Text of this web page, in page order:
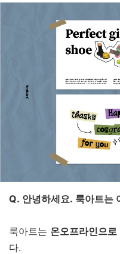
Q. 안녕하세요. 룩아트는
룩아트는 온오프라인으
다.